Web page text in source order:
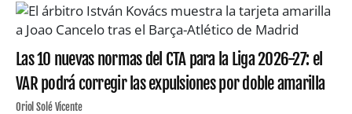
Las 10 nuevas normas del CTA para la Liga 2026-27: el
VAR podrá corregir las expulsiones por doble amarilla
Oriol Solé Vicente